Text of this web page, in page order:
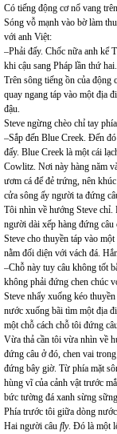
Có tiếng động cơ nổ vang
Sóng vỗ mạnh vào bờ làm
với anh Việt:
–Phải đấy. Chốc nữa anh kể
khi cậu sang Pháp lần thứ hai.
Trên sông tiếng ồn của động
quay ngang táp vào một địa
đậu.
Steve ngừng chèo chỉ tay
–Sắp đến Blue Creek. Đến
đấy. Blue Creek là một cái
Cowlitz. Nơi này hàng năm
ươm cá để đẻ trứng, nên
cửa sông ấy người ta đứng
Tôi nhìn về hướng Steve chỉ.
người dài xếp hàng đứng câu
Steve cho thuyền táp vào
nằm đối diện với vách đá.
–Chỗ này tuy câu không tốt
không phải đứng chen chúc
Steve nhẩy xuống kéo
nước xuống bãi tìm một địa
một chỗ cách chỗ tôi đứng
Vừa thả cần tôi vừa nhìn về
đứng câu ở đó, chen vai
đứng bây giờ. Từ phía mặt
hùng vĩ của cảnh vật trước
bức tường đá xanh sừng
Phía trước tôi giữa dòng
Hai người câu fly. Đó là một